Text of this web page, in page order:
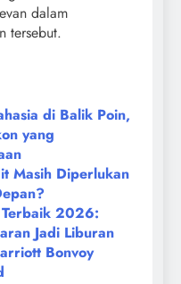
dalam
tersebut.
di Balik Poin,
yang
Masih Diperlukan
2026:
Jadi Liburan
Bonvoy